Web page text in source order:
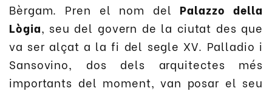
Bèrgam. Pren el nom del Palazzo della
Lògia, seu del govern de la ciutat des que
va ser alçat a la fi del segle XV. Palladio i
Sansovino, dos dels arquitectes més
importants del moment, van posar el seu